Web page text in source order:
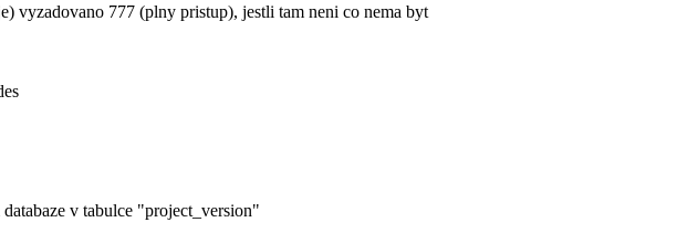
vyzadovano 777 (plny pristup), jestli tam neni co nema byt
v tabulce "project_version"